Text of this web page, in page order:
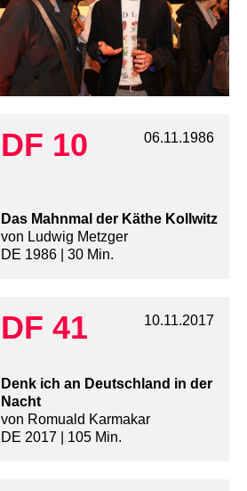
DF 10 06.11.1986
Das Mahnmal der Käthe Kollwitz
von Ludwig Metzger
DE 1986 | 30 Min.
DF 41 10.11.2017
Denk ich an Deutschland in der
Nacht
von Romuald Karmakar
DE 2017 | 105 Min.